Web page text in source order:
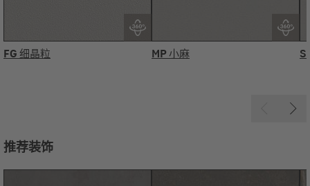
FG 细晶粒 MP 小麻
推荐装饰